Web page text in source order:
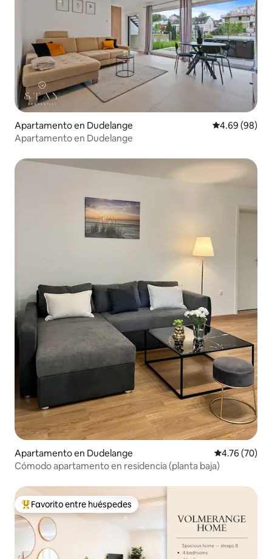
Apartamento en Dudelange Calificación
4.69 (98)
Apartamento en Dudelange
Apartamento en Dudelange Calificación
4.76 (70)
Cómodo apartamento en residencia (planta baja)
Favorito entre huéspedes preferido
Favorito entre huéspedes